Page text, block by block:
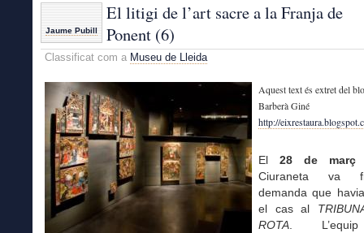
Jaume Pubill
El litigi de l’art sacre a la Franja de
Ponent (6)
Classificat com a Museu de Lleida
Aquest text és extret del
Barberà Giné
http://
El 28 de març
Ciuraneta va
demanda que
el cas al
ROTA .